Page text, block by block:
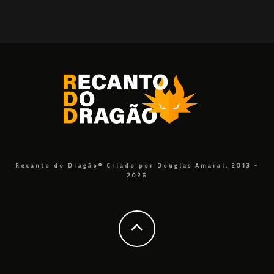
Recanto do Dragão® Criado por Douglas Amaral. 2013 -
2026